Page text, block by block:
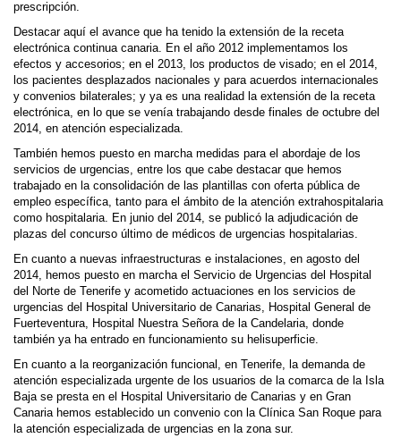
prescripción.
Destacar aquí el avance que ha tenido la extensión de la receta
electrónica continua canaria. En el año 2012 implementamos los
efectos y accesorios; en el 2013, los productos de visado; en el 2014,
los pacientes desplazados nacionales y para acuerdos internacionales
y convenios bilaterales; y ya es una realidad la extensión de la receta
electrónica, en lo que se venía trabajando desde finales de octubre del
2014, en atención especializada.
También hemos puesto en marcha medidas para el abordaje de los
servicios de urgencias, entre los que cabe destacar que hemos
trabajado en la consolidación de las plantillas con oferta pública de
empleo específica, tanto para el ámbito de la atención extrahospitalaria
como hospitalaria. En junio del 2014, se publicó la adjudicación de
plazas del concurso último de médicos de urgencias hospitalarias.
En cuanto a nuevas infraestructuras e instalaciones, en agosto del
2014, hemos puesto en marcha el Servicio de Urgencias del Hospital
del Norte de Tenerife y acometido actuaciones en los servicios de
urgencias del Hospital Universitario de Canarias, Hospital General de
Fuerteventura, Hospital Nuestra Señora de la Candelaria, donde
también ya ha entrado en funcionamiento su helisuperficie.
En cuanto a la reorganización funcional, en Tenerife, la demanda de
atención especializada urgente de los usuarios de la comarca de la Isla
Baja se presta en el Hospital Universitario de Canarias y en Gran
Canaria hemos establecido un convenio con la Clínica San Roque para
la atención especializada de urgencias en la zona sur.